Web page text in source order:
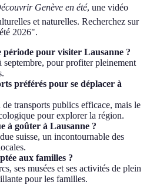
Genève en été, une vidéo
et naturelles. Recherchez sur
2026".
période pour visiter Lausanne ?
septembre, pour profiter pleinement
préférés pour se déplacer à
transports publics efficace, mais le
pour explorer la région.
à goûter à Lausanne ?
suisse, un incontournable des
aux familles ?
ses musées et ses activités de plein
pour les familles.